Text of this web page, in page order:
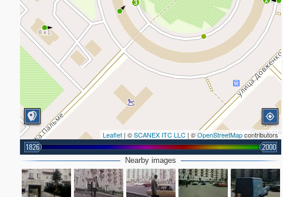
3
Leaflet | ©SCANEX ITC LLC | ©OpenStreetMapcontributors
1826 2000
Nearby images